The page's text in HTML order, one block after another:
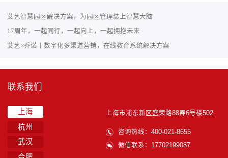
艾艺智慧园区解决方案，为园区管理装上智慧大脑
17周年，一起同行，一起向上，一起拥抱未来
艾艺×乔诺丨数字化多渠道营销，在线教育系统解决方案
联系我们
上海
杭州
武汉
上海市浦东新区盛荣路88弄6号楼502
咨询热线：400-021-8655
微信联系：17702199087